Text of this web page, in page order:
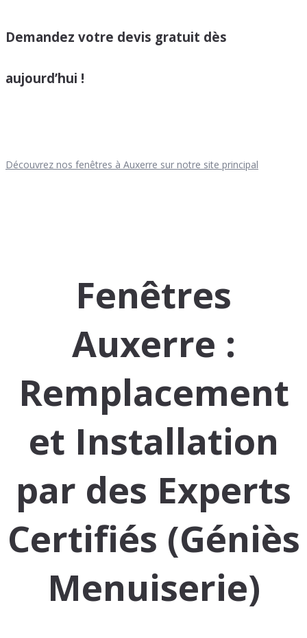
Demandez votre devis gratuit dès
aujourd’hui !
Découvrez nos fenêtres à Auxerre sur notre site principal
Fenêtres
Auxerre :
Remplacement
et Installation
par des Experts
Certifiés (Géniès
Menuiserie)